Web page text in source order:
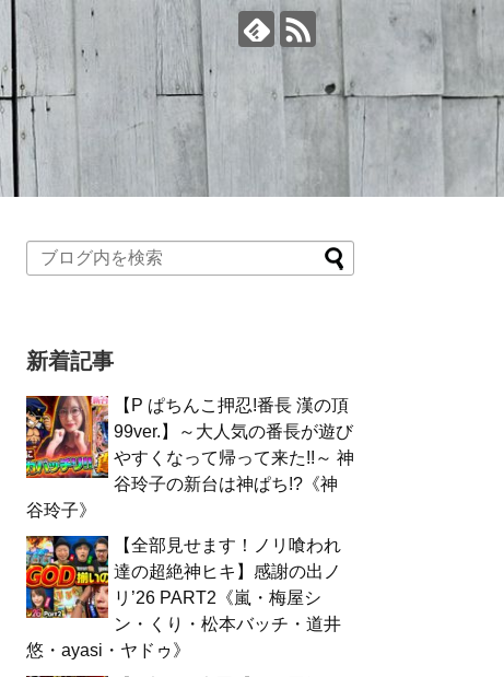
新着記事
【P ぱちんこ押忍!番長 漢の頂
99ver.】～大人気の番長が遊び
やすくなって帰って来た!!～ 神
谷玲子の新台は神ぱち!?《神
谷玲子》
【全部見せます！ノリ喰われ
達の超絶神ヒキ】感謝の出ノ
リ’26 PART2《嵐・梅屋シ
ン・くり・松本バッチ・道井
悠・ayasi・ヤドゥ》